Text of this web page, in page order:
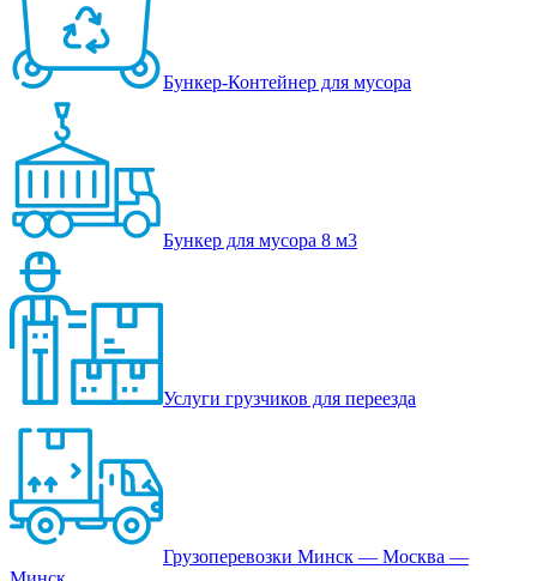
Бункер-Контейнер для мусора
Бункер для мусора 8 м3
Услуги грузчиков для переезда
Грузоперевозки Минск — Москва —